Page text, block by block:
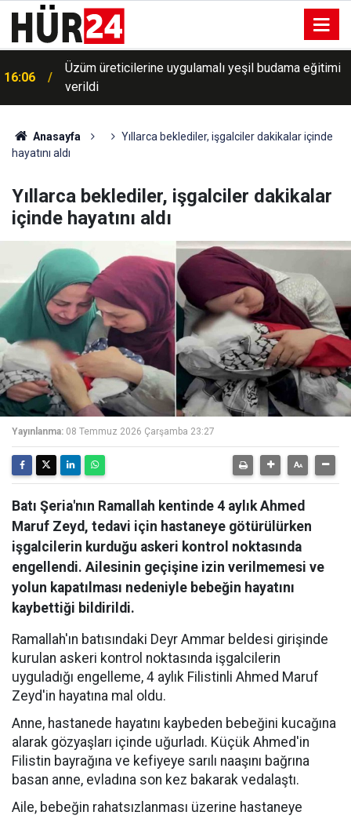
16:06
Üzüm üreticilerine uygulamalı yeşil budama eğitimi
verildi
Anasayfa
Yıllarca beklediler, işgalciler dakikalar içinde
hayatını aldı
Yıllarca beklediler, işgalciler dakikalar
içinde hayatını aldı
Yayınlanma: 08 Temmuz 2026 Çarşamba 23:27
Batı Şeria'nın Ramallah kentinde 4 aylık Ahmed
Maruf Zeyd, tedavi için hastaneye götürülürken
işgalcilerin kurduğu askeri kontrol noktasında
engellendi. Ailesinin geçişine izin verilmemesi ve
yolun kapatılması nedeniyle bebeğin hayatını
kaybettiği bildirildi.
Ramallah'ın batısındaki Deyr Ammar beldesi girişinde
kurulan askeri kontrol noktasında işgalcilerin
uyguladığı engelleme, 4 aylık Filistinli Ahmed Maruf
Zeyd'in hayatına mal oldu.
Anne, hastanede hayatını kaybeden bebeğini kucağına
alarak gözyaşları içinde uğurladı. Küçük Ahmed'in
Filistin bayrağına ve kefiyeye sarılı naaşını bağrına
basan anne, evladına son kez bakarak vedalaştı.
Aile, bebeğin rahatsızlanması üzerine hastaneye